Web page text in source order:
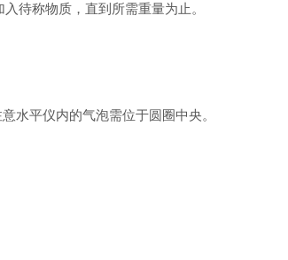
待称物质，直到所需重量为止。
平仪内的气泡需位于圆圈中央。